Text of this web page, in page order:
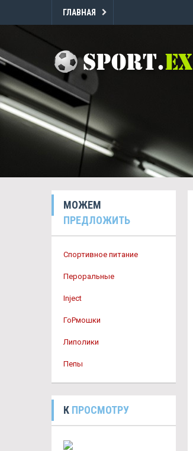
ГЛАВНАЯ
МОЖЕМ
ПРЕДЛОЖИТЬ
Спортивное питание
Пероральные
Inject
ГоРмошки
Липолики
Пепы
К ПРОСМОТРУ